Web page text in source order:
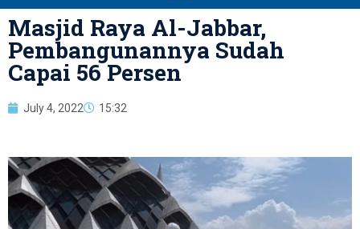
Masjid Raya Al-Jabbar,
Pembangunannya Sudah
Capai 56 Persen
July 4, 2022 15:32